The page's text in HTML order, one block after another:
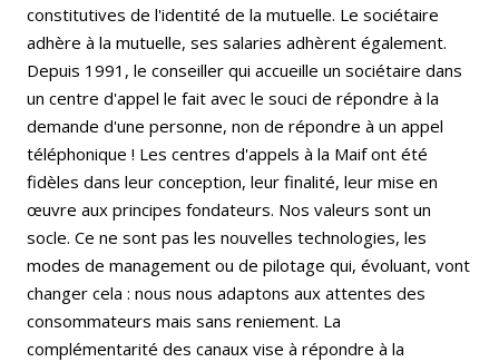
constitutives de l'identité de la mutuelle. Le sociétaire
adhère à la mutuelle, ses salaries adhèrent égale­ment.
Depuis 1991, le conseiller qui accueille un sociétaire dans
un centre d'appel le fait avec le souci de répondre à la
demande d'une personne, non de répondre à un appel
télé­phonique ! Les centres d'appels à la Maif ont été
fidèles dans leur conception, leur finalité, leur mise en
œuvre aux principes fondateurs. Nos valeurs sont un
socle. Ce ne sont pas les nouvelles technologies, les
modes de management ou de pilotage qui, évoluant, vont
changer cela : nous nous adaptons aux attentes des
consommateurs mais sans reniement. La
complémentarité des canaux vise à répondre à la